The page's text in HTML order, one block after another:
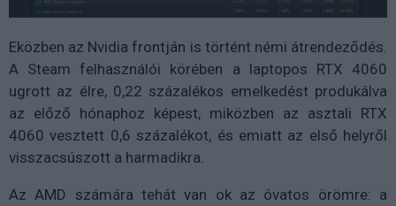
Eközben az Nvidia frontján is történt némi átrendeződés.
A Steam felhasználói körében a laptopos RTX 4060
ugrott az élre, 0,22 százalékos emelkedést produkálva
az előző hónaphoz képest, miközben az asztali RTX
4060 vesztett 0,6 százalékot, és emiatt az első helyről
visszacsúszott a harmadikra.
Az AMD számára tehát van ok az óvatos örömre: a